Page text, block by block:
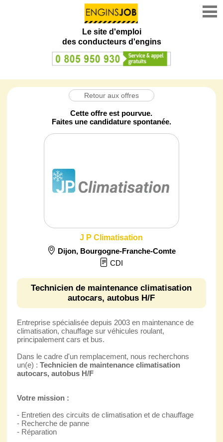
Le site d'emploi
des conducteurs d'engins
Retour aux offres
Cette offre est pourvue.
Faites une candidature spontanée.
J P Climatisation
Dijon, Bourgogne-Franche-Comte
CDI
Technicien de maintenance climatisation
autocars, autobus H/F
Entreprise spécialisée depuis 2003 en maintenance de
climatisation, chauffage sur véhicules roulant,
principalement cars et bus.
Dans le cadre d'un remplacement, nous recherchons
un(e) : Technicien de maintenance climatisation
autocars, autobus H/F
Votre mission :
- Entretien des circuits de climatisation et de chauffage
- Recherche de panne
- Réparation